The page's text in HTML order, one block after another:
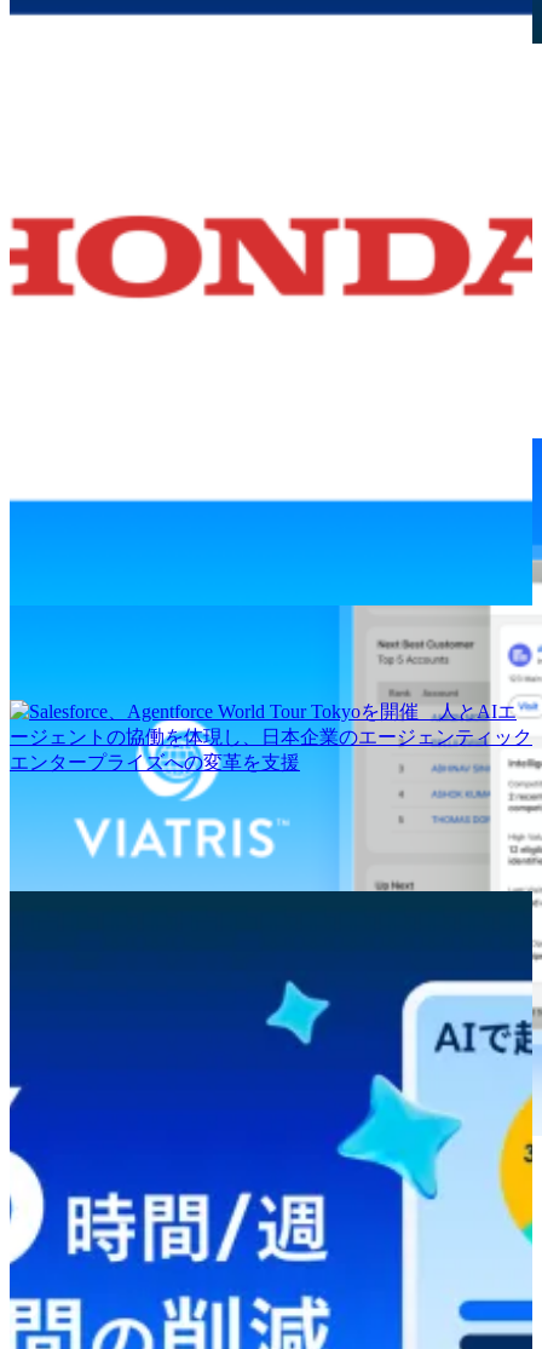
カスタマーサクセス
カスタマーサクセス
Salesforce Agentforce Life Sciences、Viatrisのグ
ローバルカスタマーエンゲージメントプラット
フォームとして採用
2026年6月19日
ホンダセールスオペレーションジャパン、Agentforceを導入
Salesforce、Agentforce World Tour Tokyoを開催 人とAIエ
ージェントの協働を体現し、日本企業のエージェンティック
エンタープライズへの変革を支援